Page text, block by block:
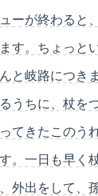
ーが終わると
す。ちょっと
と岐路につきま
うちに、杖を
てきたこのう
。一日も早く
外出をして、